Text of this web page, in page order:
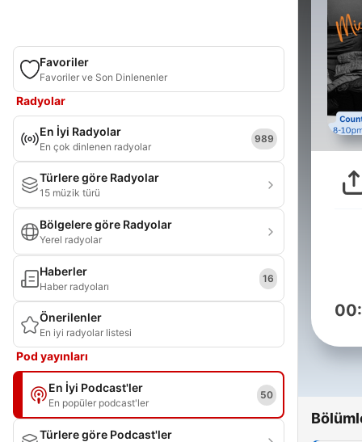
Favoriler
Favoriler ve Son Dinlenenler
Radyolar
En İyi Radyolar
En çok dinlenen radyolar
989
Türlere göre Radyolar
15 müzik türü
Bölgelere göre Radyolar
Yerel radyolar
Haberler
Haber radyoları
16
Önerilenler
En iyi radyolar listesi
Pod yayınları
En İyi Podcast'ler
En popüler podcast'ler
50
Türlere göre Podcast'ler